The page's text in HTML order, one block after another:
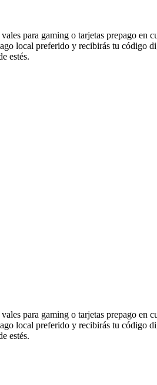
para gaming o tarjetas prepago
local preferido y recibirás tu
estés.
para gaming o tarjetas prepago
local preferido y recibirás tu
estés.